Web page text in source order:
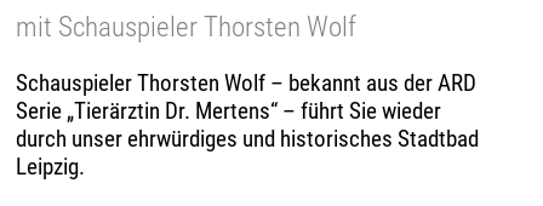
mit Schauspieler Thorsten Wolf
Schauspieler Thorsten Wolf – bekannt aus der ARD
Serie „Tierärztin Dr. Mertens“ – führt Sie wieder
durch unser ehrwürdiges und historisches Stadtbad
Leipzig.